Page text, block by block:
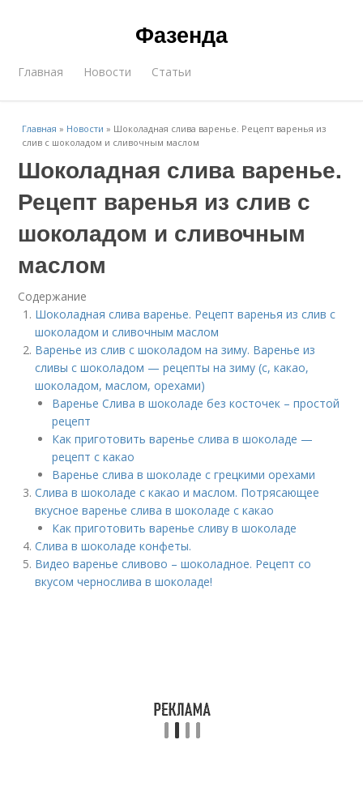
Фазенда
Главная Новости Статьи
Главная » Новости » Шоколадная слива варенье. Рецепт варенья из
слив с шоколадом и сливочным маслом
Шоколадная слива варенье.
Рецепт варенья из слив с
шоколадом и сливочным
маслом
Содержание
Шоколадная слива варенье. Рецепт варенья из слив с
шоколадом и сливочным маслом
Варенье из слив с шоколадом на зиму. Варенье из
сливы с шоколадом — рецепты на зиму (с, какао,
шоколадом, маслом, орехами)
Варенье Слива в шоколаде без косточек – простой
рецепт
Как приготовить варенье слива в шоколаде —
рецепт с какао
Варенье слива в шоколаде с грецкими орехами
Слива в шоколаде с какао и маслом. Потрясающее
вкусное варенье слива в шоколаде с какао
Как приготовить варенье сливу в шоколаде
Слива в шоколаде конфеты.
Видео варенье сливово – шоколадное. Рецепт со
вкусом чернослива в шоколаде!